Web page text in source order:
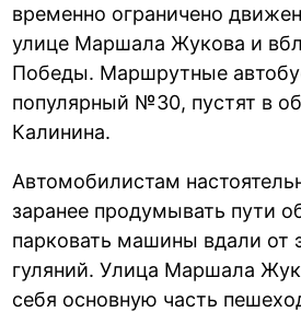
временно ограничено
улице Маршала Жукова и
Победы. Маршрутные
популярный №30, пустят в
Калинина.
Автомобилистам
заранее продумывать пути
парковать машины вдали от
гуляний. Улица Маршала
себя основную часть